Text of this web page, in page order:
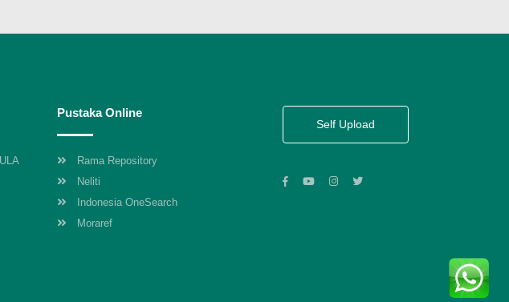
Pustaka Online
Rama Repository
Neliti
Indonesia OneSearch
Moraref
Self Upload